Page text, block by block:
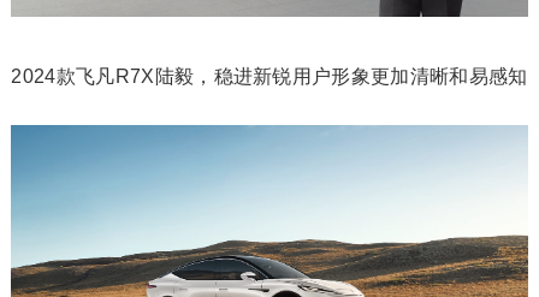
2024款飞凡R7X陆毅，稳进新锐用户形象更加清晰和易感知